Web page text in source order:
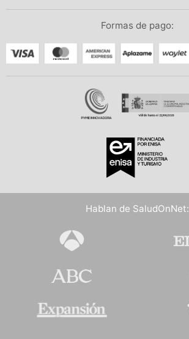
Formas de pago:
Hablan de SaludOnNet: